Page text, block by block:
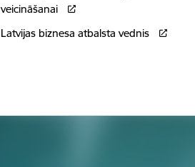
veicināšanai
Latvijas biznesa atbalsta vednis